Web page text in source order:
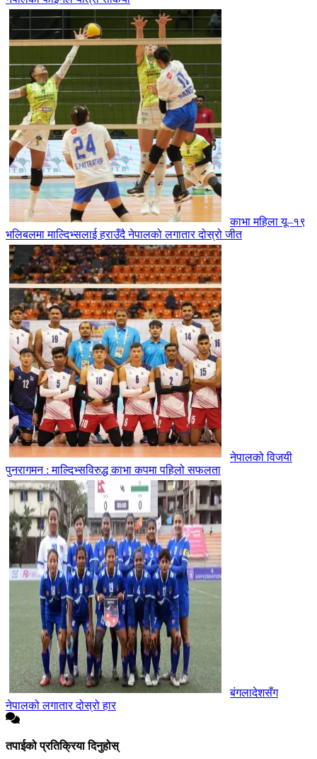
काभा महिला यू–१९
भलिबलमा माल्दिभ्सलाई हराउँदै नेपालको लगातार दोस्रो जीत
नेपालको विजयी
पुनरागमन : माल्दिभ्सविरुद्ध काभा कपमा पहिलो सफलता
बंगलादेशसँग
नेपालको लगातार दोस्रो हार
तपाईको प्रतिक्रिया दिनुहोस्